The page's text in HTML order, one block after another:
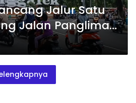
Jalur Satu
Jalan Panglima